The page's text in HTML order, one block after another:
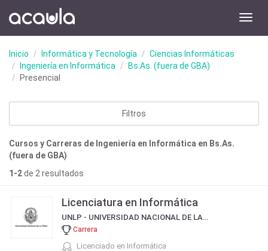
Inicio Informática y Tecnología
Ciencias Informáticas
Ingeniería en Informática
Bs.As. (fuera de GBA)
Presencial
Filtros
Cursos y Carreras de Ingeniería en Informática en Bs.As.
(fuera de GBA)
1-2de 2 resultados
Licenciatura en Informática
UNLP - UNIVERSIDAD NACIONAL DE LA PLATA
Carrera
Licenciado en Informática